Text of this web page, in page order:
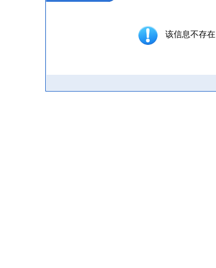
该信息不存在